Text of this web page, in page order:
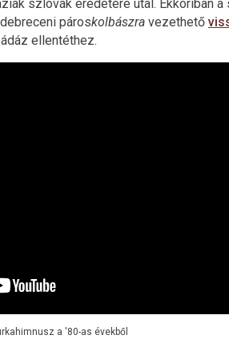
szlovák eredetére utal. Ekkoriban
pároskolbászra vezethető
ellentéthez.
a '80-as évekből